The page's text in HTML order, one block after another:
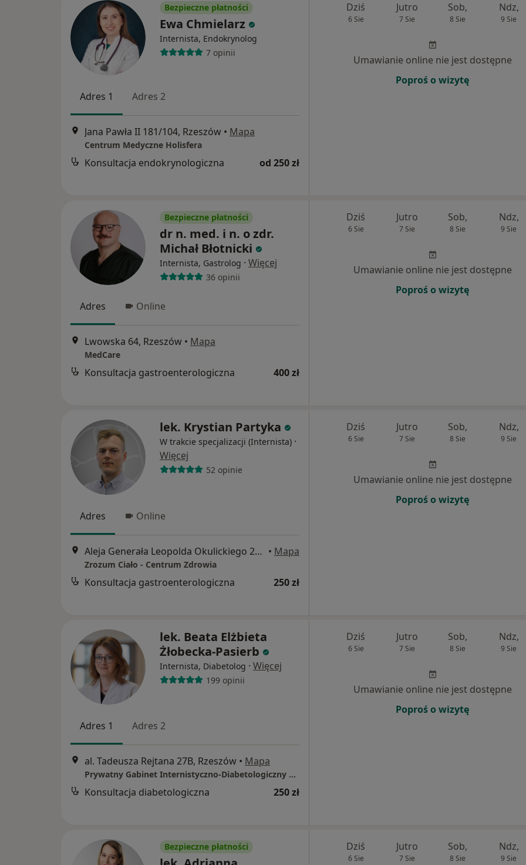
Bezpieczne płatności
Ewa Chmielarz
Internista, Endokrynolog
7 opinii
Adres 1 Adres 2
Jana Pawła II 181/104, Rzeszów • Mapa
Centrum Medyczne Holisfera
Konsultacja endokrynologiczna od 250 zł
Dziś
6 Sie
Jutro
7 Sie
Sob,
8 Sie
Ndz,
9 Sie
Umawianie online nie jest dostępne
Poproś o wizytę
Bezpieczne płatności
dr n. med. i n. o zdr.
Michał Błotnicki
Internista, Gastrolog · Więcej
36 opinii
Adres Online
Lwowska 64, Rzeszów • Mapa
MedCare
Konsultacja gastroenterologiczna 400 zł
Dziś
6 Sie
Jutro
7 Sie
Sob,
8 Sie
Ndz,
9 Sie
Umawianie online nie jest dostępne
Poproś o wizytę
lek. Krystian Partyka
W trakcie specjalizacji (Internista) ·
Więcej
52 opinie
Adres Online
Aleja Generała Leopolda Okulickiego 20 Lokal b12, Rzeszów • Mapa
Zrozum Ciało - Centrum Zdrowia
Konsultacja gastroenterologiczna 250 zł
Dziś
6 Sie
Jutro
7 Sie
Sob,
8 Sie
Ndz,
9 Sie
Umawianie online nie jest dostępne
Poproś o wizytę
lek. Beata Elżbieta
Żłobecka-Pasierb
Internista, Diabetolog · Więcej
199 opinii
Adres 1 Adres 2
al. Tadeusza Rejtana 27B, Rzeszów • Mapa
Prywatny Gabinet Internistyczno-Diabetologiczny Beata Żłobecka-Pasierb
Konsultacja diabetologiczna 250 zł
Dziś
6 Sie
Jutro
7 Sie
Sob,
8 Sie
Ndz,
9 Sie
Umawianie online nie jest dostępne
Poproś o wizytę
Bezpieczne płatności Dziś
6 Sie
Jutro
7 Sie
Sob,
8 Sie
Ndz,
9 Sie